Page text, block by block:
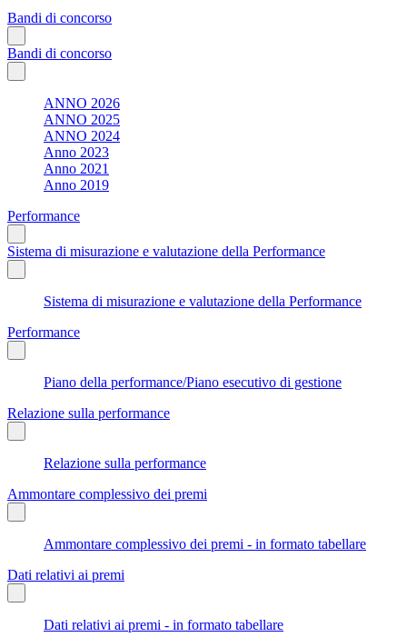
Bandi di concorso
Bandi di concorso
ANNO 2026
ANNO 2025
ANNO 2024
Anno 2023
Anno 2021
Anno 2019
Performance
Sistema di misurazione e valutazione della Performance
Sistema di misurazione e valutazione della Performance
Performance
Piano della performance/Piano esecutivo di gestione
Relazione sulla performance
Relazione sulla performance
Ammontare complessivo dei premi
Ammontare complessivo dei premi - in formato tabellare
Dati relativi ai premi
Dati relativi ai premi - in formato tabellare